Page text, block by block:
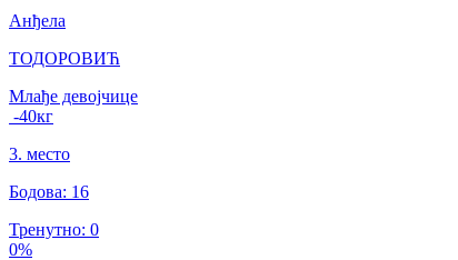
Анђела
ТОДОРОВИЋ
Млађе девојчице
-40кг
3. место
Бодова: 16
Тренутно: 0
0%